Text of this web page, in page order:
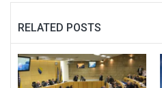
RELATED POSTS